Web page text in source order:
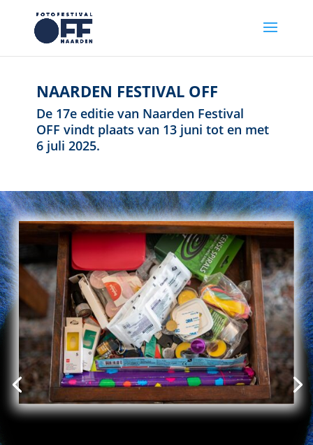
NAARDEN FESTIVAL OFF
De 17e editie van Naarden Festival
OFF vindt plaats van 13 juni tot en met
6 juli 2025.